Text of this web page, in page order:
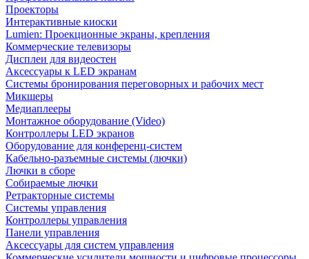
Проекторы
Интерактивные киоски
Lumien: Проекционные экраны, крепления
Коммерческие телевизоры
Дисплеи для видеостен
Аксессуары к LED экранам
Системы бронирования переговорных и рабочих мест
Микшеры
Медиаплееры
Монтажное оборудование (Video)
Контроллеры LED экранов
Оборудование для конференц-систем
Кабельно-разъемные системы (лючки)
Лючки в сборе
Собираемые лючки
Ретракторные системы
Системы управления
Контроллеры управления
Панели управления
Аксессуары для систем управления